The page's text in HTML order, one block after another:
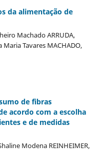
da alimentação de
Machado ARRUDA,
Tavares MACHADO,
de fibras
acordo com a escolha
e de medidas
Modena REINHEIMER,